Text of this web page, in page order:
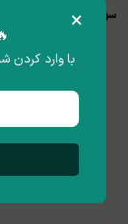
سوهان برقی استرانگ ۲۰۷ | های کپی
×
با وارد کردن